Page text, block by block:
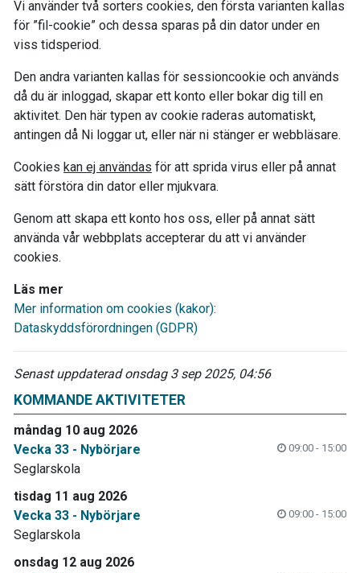
Vi använder två sorters cookies, den första varianten kallas
för ”fil-cookie” och dessa sparas på din dator under en
viss tidsperiod.
Den andra varianten kallas för sessioncookie och används
då du är inloggad, skapar ett konto eller bokar dig till en
aktivitet. Den här typen av cookie raderas automatiskt,
antingen då Ni loggar ut, eller när ni stänger er webbläsare.
Cookies kan ej användas för att sprida virus eller på annat
sätt förstöra din dator eller mjukvara.
Genom att skapa ett konto hos oss, eller på annat sätt
använda vår webbplats accepterar du att vi använder
cookies.
Läs mer
Mer information om cookies (kakor):
Dataskyddsförordningen (GDPR)
Senast uppdaterad onsdag 3 sep 2025, 04:56
KOMMANDE AKTIVITETER
måndag 10 aug 2026
Vecka 33 - Nybörjare
09:00 - 15:00
Seglarskola
tisdag 11 aug 2026
Vecka 33 - Nybörjare
09:00 - 15:00
Seglarskola
onsdag 12 aug 2026